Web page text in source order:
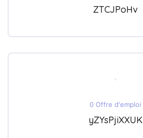
ZTCJPoHv
0 Offre d'emploi
yZYsPjiXXUK